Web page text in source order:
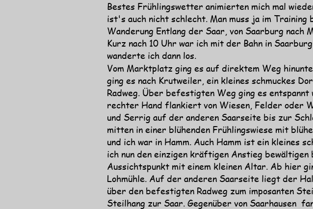
Bestes Frühlingswetter animierten mich mal
ist's auch nicht schlecht. Man muss ja im
Wanderung Entlang der Saar, von Saarburg nach
Kurz nach 10 Uhr war ich mit der Bahn in
wanderte ich dann los.
Vom Marktplatz ging es auf direktem Weg
ging es nach Krutweiler, ein kleines schmuckes
Radweg. Über befestigten Weg ging es
rechter Hand flankiert von Wiesen, Felder oder
und Serrig auf der anderen Saarseite bis zur
mitten in einer blühenden Frühlingswiese mit
und ich war in Hamm. Auch Hamm ist ein kleines
ich nun den einzigen kräftigen Anstieg bewältigen
Aussichtspunkt mit einem kleinen Altar. Ab hier
Lohmühle. Auf der anderen Saarseite liegt der
über den befestigten Radweg zum imposanten
Steilhang zur Saar. Gegenüber von Saarhausen